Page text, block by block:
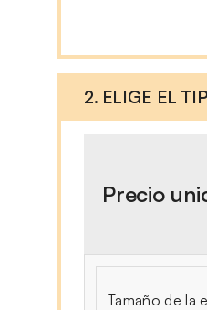
2. ELIGE EL
Precio
Tamaño de la